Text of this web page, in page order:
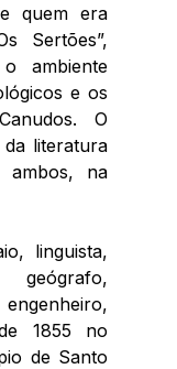
quem era
Sertões”,
ambiente
e os
O
literatura
ambos, na
linguista,
1855 no
de Santo